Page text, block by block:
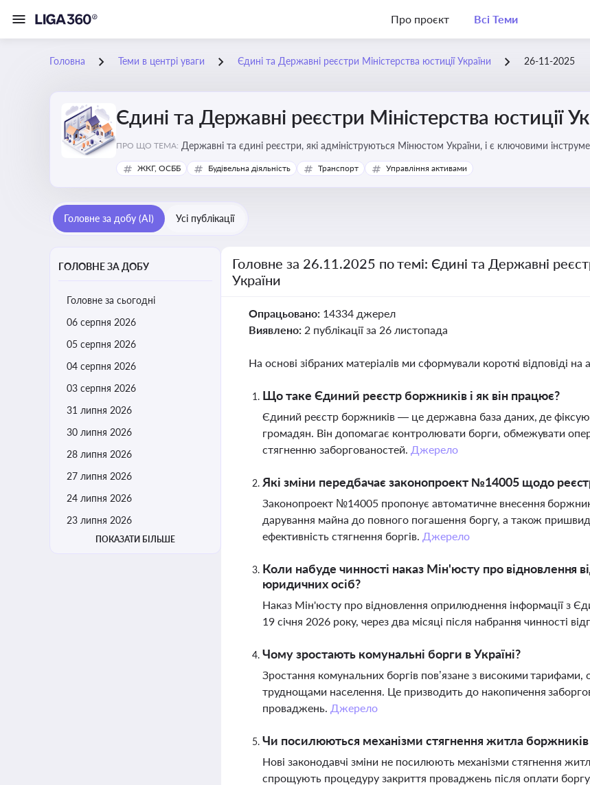
Про проєкт Всі Теми
Головна Теми в центрі уваги Єдині та Державні реєстри Міністерства юстиції України 26-11-2025
Єдині та Державні реєстри Міністерства юстиції
ПРО ЩО ТЕМА: Державні та єдині реєстри, які адмініструються Мінюстом України, і є ключовими
забезпечення прозорості у сфері власності, бізнесу, сімейних та майнових відносин
ЖКГ, ОСББ Будівельна діяльність Транспорт Управління активами
Головне за добу (AI) Усі публікації
ГОЛОВНЕ ЗА ДОБУ
Головне за сьогодні
06 серпня 2026
05 серпня 2026
04 серпня 2026
03 серпня 2026
31 липня 2026
30 липня 2026
28 липня 2026
27 липня 2026
24 липня 2026
23 липня 2026
ПОКАЗАТИ БІЛЬШЕ
Головне за 26.11.2025 по темі: Єдині та Державні
України
Опрацьовано: 14334 джерел
Виявлено: 2 публікації за 26 листопада
На основі зібраних матеріалів ми сформували короткі відповіді на
Що таке Єдиний реєстр боржників і як він працює?
Єдиний реєстр боржників — це державна база даних, де
громадян. Він допомагає контролювати борги, обмежувати
стягненню заборгованостей. Джерело
Які зміни передбачає законопроект №14005 щодо
Законопроект №14005 пропонує автоматичне внесення
дарування майна до повного погашення боргу, а також
ефективність стягнення боргів. Джерело
Коли набуде чинності наказ Мін'юсту про відновлення
юридичних осіб?
Наказ Мін'юсту про відновлення оприлюднення інформації з
19 січня 2026 року, через два місяці після набрання чинності
Чому зростають комунальні борги в Україні?
Зростання комунальних боргів пов’язане з високими
труднощами населення. Це призводить до накопичення
проваджень. Джерело
Чи посилюються механізми стягнення житла
Нові законодавчі зміни не посилюють механізми стягнення
спрощують процедуру закриття проваджень після оплати